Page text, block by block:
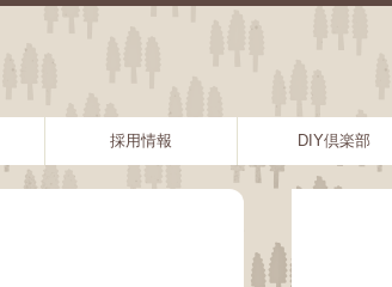
採用情報 DIY倶楽部